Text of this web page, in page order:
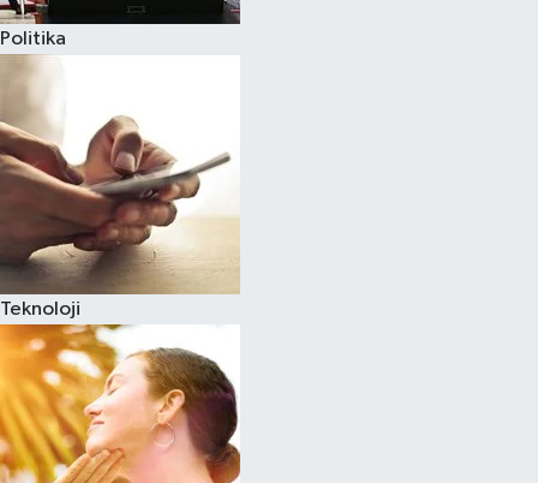
Politika
Teknoloji